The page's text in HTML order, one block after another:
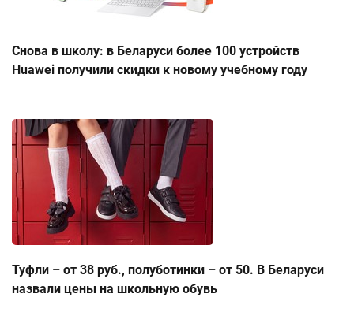
Снова в школу: в Беларуси более 100 устройств
Huawei получили скидки к новому учебному году
Туфли – от 38 руб., полуботинки – от 50. В Беларуси
назвали цены на школьную обувь